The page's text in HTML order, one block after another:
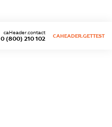
0 (800) 210 102
caHeader.contact
CAHEADER.GETTEST